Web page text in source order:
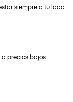
siempre a tu lado.
precios bajos.